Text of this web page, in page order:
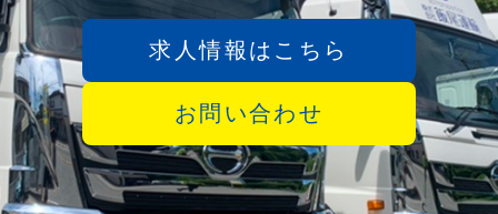
求人情報はこちら
お問い合わせ